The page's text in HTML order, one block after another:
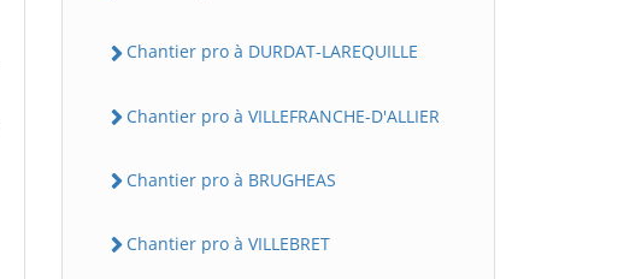
Chantier pro à DURDAT-LAREQUILLE
Chantier pro à VILLEFRANCHE-D'ALLIER
Chantier pro à BRUGHEAS
Chantier pro à VILLEBRET